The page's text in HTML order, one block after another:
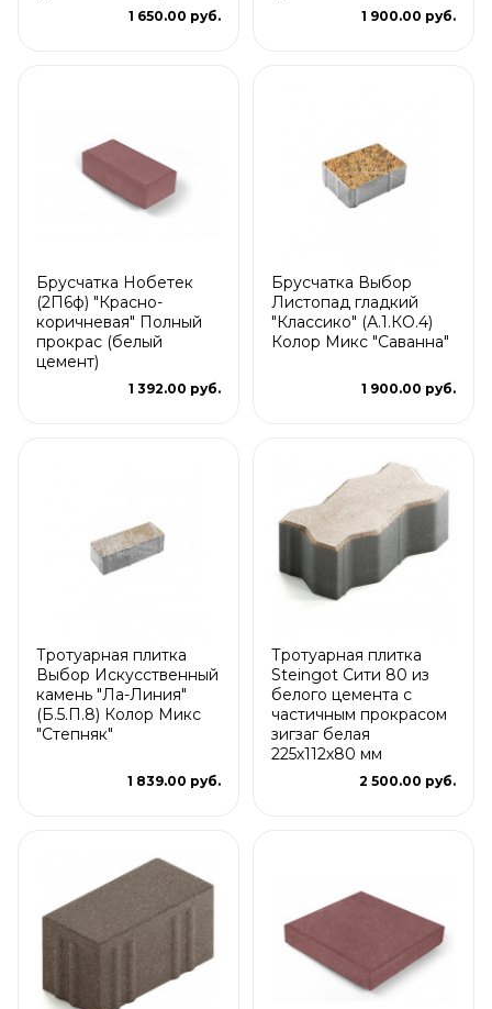
1 650.00 руб. 1 900.00 руб.
Брусчатка Нобетек
(2П6ф) "Красно-
коричневая" Полный
прокрас (белый
цемент)
1 392.00 руб.
Брусчатка Выбор
Листопад гладкий
"Классико" (А.1.КО.4)
Колор Микс "Саванна"
1 900.00 руб.
Тротуарная плитка
Выбор Искусственный
камень "Ла-Линия"
(Б.5.П.8) Колор Микс
"Степняк"
1 839.00 руб.
Тротуарная плитка
Steingot Сити 80 из
белого цемента с
частичным прокрасом
зигзаг белая
225х112х80 мм
2 500.00 руб.